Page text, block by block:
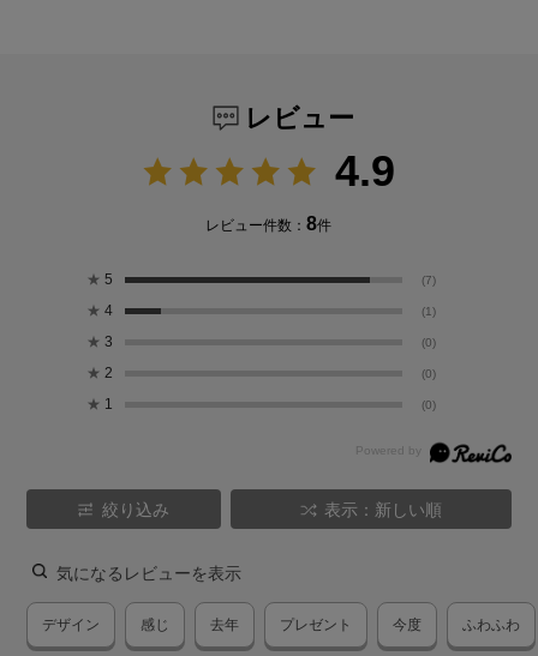
レビュー
4.9
レビュー件数：8件
★ 5 (7)
★ 4 (1)
★ 3 (0)
★ 2 (0)
★ 1 (0)
絞り込み 表示：新しい順
気になるレビューを表示
デザイン 感じ 去年 プレゼント 今度 ふわふわ